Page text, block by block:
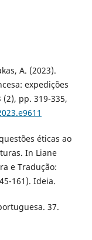
A. (2023).
expedições
(2), pp. 319-335,
éticas ao
In Liane
e Tradução:
161). Ideia.
37.